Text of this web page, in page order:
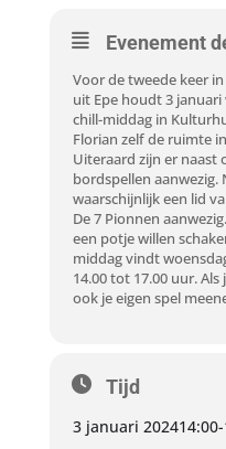
Evenement
Voor de tweede keer
uit Epe houdt 3
chill-middag in
Florian zelf de ruimte
Uiteraard zijn er naast
bordspellen aanwezig.
waarschijnlijk een lid
De 7 Pionnen
een potje willen
middag vindt
14.00 tot 17.00 uur.
ook je eigen spel
Tijd
3 januari 202414:00-